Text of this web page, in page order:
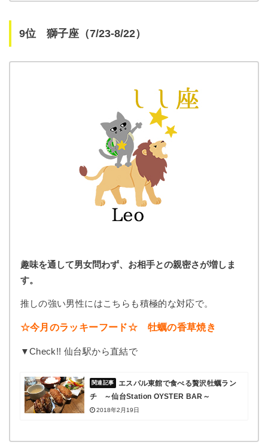
9位 獅子座（7/23-8/22）
趣味を通して男女問わず、お相手との親密さが増しま
す。
推しの強い男性にはこちらも積極的な対応で。
☆今月のラッキーフード☆ 牡蠣の香草焼き
▼Check!! 仙台駅から直結で
エスパル東館で食べる贅沢牡蠣ラン
チ ～仙台Station OYSTER BAR～
2018年2月19日